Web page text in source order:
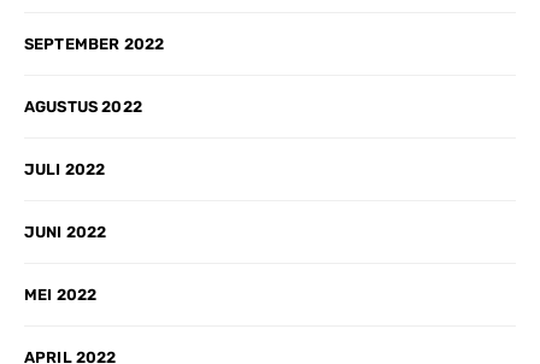
SEPTEMBER 2022
AGUSTUS 2022
JULI 2022
JUNI 2022
MEI 2022
APRIL 2022